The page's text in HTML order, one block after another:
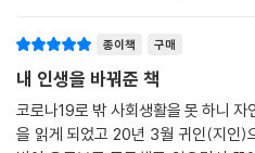
종이책 구매
내 인생을 바꿔준 책
코로나19로 밖 사회생활을 못 하니 자
을 읽게 되었고 20년 3월 귀인(지인)